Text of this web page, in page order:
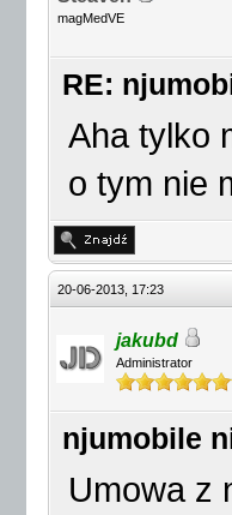
magMedVE
RE:
Aha tylko
o tym nie
20-06-2013, 17:23
jakubd
Administrator
njumobile
Umowa z